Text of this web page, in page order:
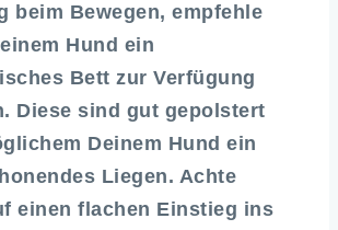
beim Bewegen, empfehle
Hund ein
Bett zur Verfügung
Diese sind gut gepolstert
Deinem Hund ein
Liegen. Achte
einen flachen Einstieg ins